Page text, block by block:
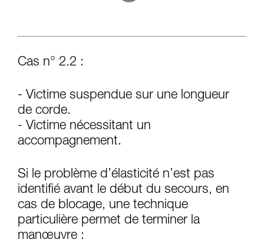
Cas n° 2.2 :
- Victime suspendue sur une longueur
de corde.
- Victime nécessitant un
accompagnement.
Si le problème d’élasticité n’est pas
identifié avant le début du secours, en
cas de blocage, une technique
particulière permet de terminer la
manœuvre :